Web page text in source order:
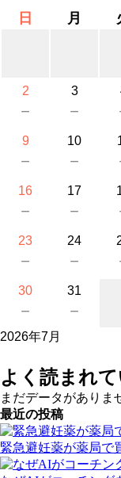
日
月
2
－
3
－
9
－
10
－
16
－
17
－
23
－
24
－
30
－
31
－
2026年7月
よく読まれ
まだデータがありま
最近の投稿
緊急避妊薬が薬局で